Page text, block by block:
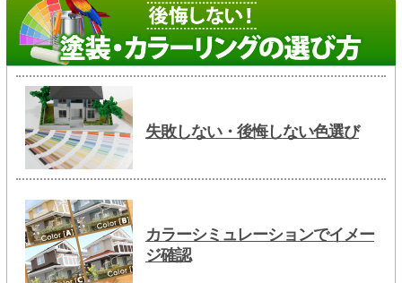
失敗しない・後悔しない色選び
カラーシミュレーションでイメー
ジ確認